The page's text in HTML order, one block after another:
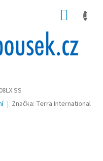
SS
Značka: Terra International